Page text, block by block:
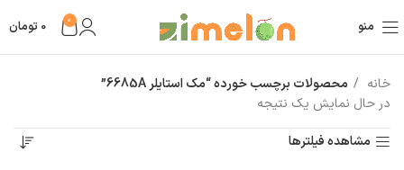
منو 0
0 تومان
خانه
محصولات برچسب خورده “مک استایلر 6685A”
در حال نمایش یک نتیجه
مشاهده فیلترها